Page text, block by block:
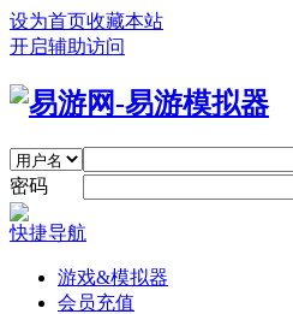
设为首页收藏本站
开启辅助访问
密码
快捷导航
游戏&模拟器
会员充值